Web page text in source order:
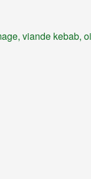
viande kebab,